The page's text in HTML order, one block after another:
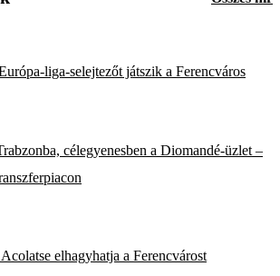
liga-selejtezőt játszik a Ferencváros
célegyenesben a Diomandé-üzlet –
elhagyhatja a Ferencvárost